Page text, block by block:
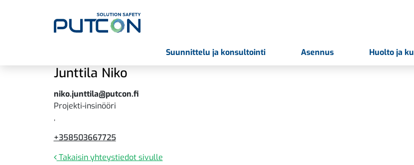
Päävalikko
Suunnittelu ja konsultointi Asennus Huolto ja
Junttila Niko
niko.junttila@putcon.fi
Projekti-insinööri
,
+358503667725
Takaisin yhteystiedot sivulle